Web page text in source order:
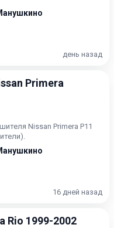
день назад
Primera
Nissan Primera P11
16 дней назад
Rio 1999-2002